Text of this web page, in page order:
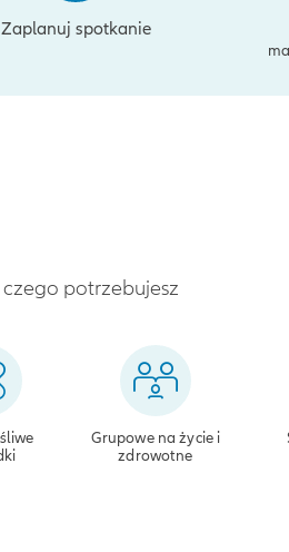
Zaplanuj spotkanie
potrzebujesz
Grupowe na życie i
zdrowotne